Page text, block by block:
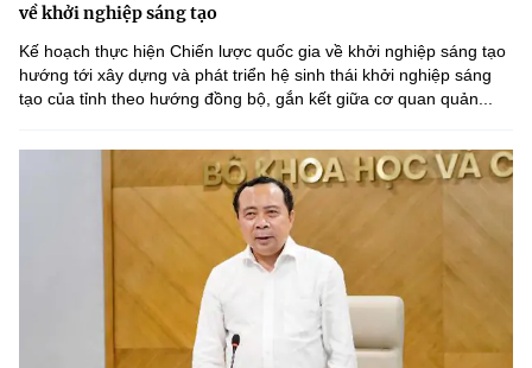
về khởi nghiệp sáng tạo
Kế hoạch thực hiện Chiến lược quốc gia về khởi nghiệp sáng tạo
hướng tới xây dựng và phát triển hệ sinh thái khởi nghiệp sáng
tạo của tỉnh theo hướng đồng bộ, gắn kết giữa cơ quan quản...